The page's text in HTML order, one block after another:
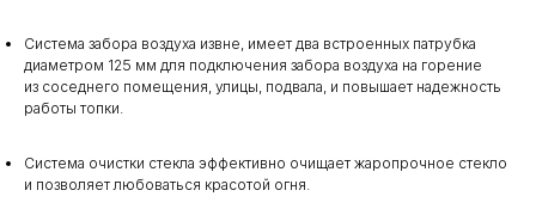
Система забора воздуха извне, имеет два встроенных патрубка
диаметром 125 мм для подключения забора воздуха на горение
из соседнего помещения, улицы, подвала, и повышает надежность
работы топки.
Система очистки стекла эффективно очищает жаропрочное стекло
и позволяет любоваться красотой огня.